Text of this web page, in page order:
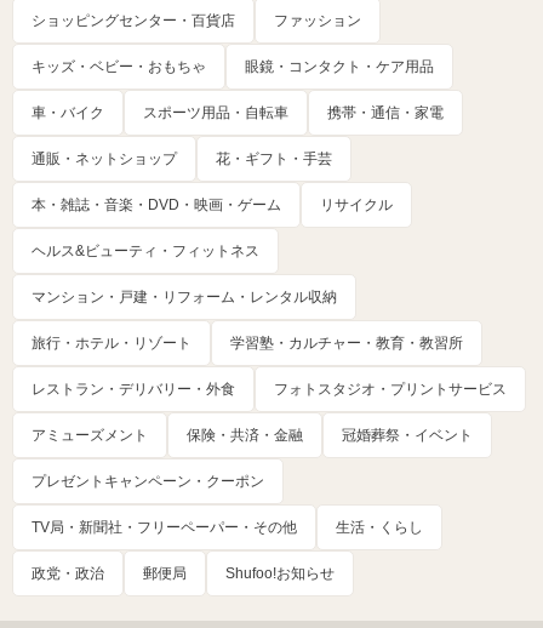
ショッピングセンター・百貨店 ファッション
キッズ・ベビー・おもちゃ 眼鏡・コンタクト・ケア用品
車・バイク スポーツ用品・自転車 携帯・通信・家電
通販・ネットショップ 花・ギフト・手芸
本・雑誌・音楽・DVD・映画・ゲーム リサイクル
ヘルス&ビューティ・フィットネス
マンション・戸建・リフォーム・レンタル収納
旅行・ホテル・リゾート 学習塾・カルチャー・教育・教習所
レストラン・デリバリー・外食 フォトスタジオ・プリントサービス
アミューズメント 保険・共済・金融 冠婚葬祭・イベント
プレゼントキャンペーン・クーポン
TV局・新聞社・フリーペーパー・その他 生活・くらし
政党・政治 郵便局 Shufoo!お知らせ